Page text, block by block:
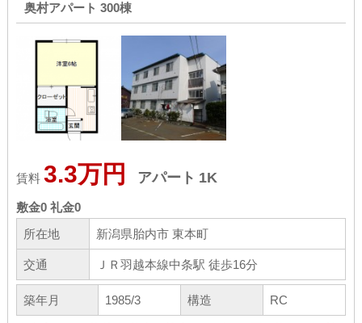
奥村アパート 300棟
賃料 3.3万円 アパート 1K
敷金0 礼金0
所在地
新潟県胎内市 東本町
交通 ＪＲ羽越本線中条駅 徒歩16分
築年月 1985/3 構造 RC